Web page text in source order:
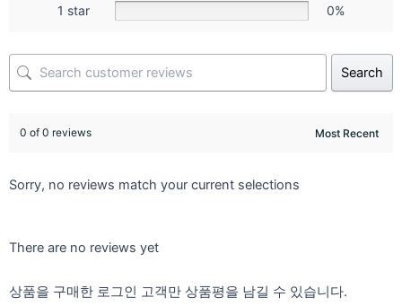
1 star
0%
Search
0 of 0 reviews
Sorry, no reviews match your current selections
There are no reviews yet
상품을 구매한 로그인 고객만 상품평을 남길 수 있습니다.